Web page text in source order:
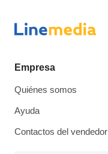
Empresa
Quiénes somos
Ayuda
Contactos del vendedor